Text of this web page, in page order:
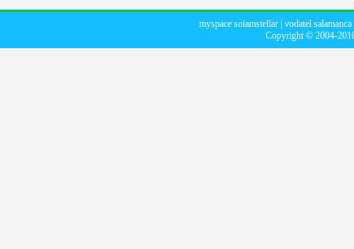
myspace soiamstellar| vodatel salamanca
Copyright © 2004-